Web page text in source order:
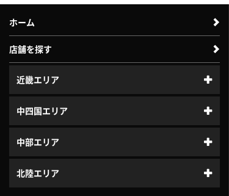
ホーム
店舗を探す
近畿エリア
中四国エリア
中部エリア
北陸エリア